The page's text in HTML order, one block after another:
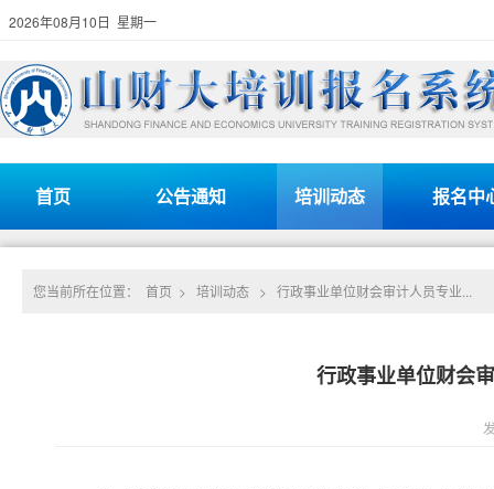
2026年08月10日 星期一
首页 公告通知 培训动态 报名中
您当前所在位置： 首页 > 培训动态 > 行政事业单位财会审计人员专业...
行政事业单位财会